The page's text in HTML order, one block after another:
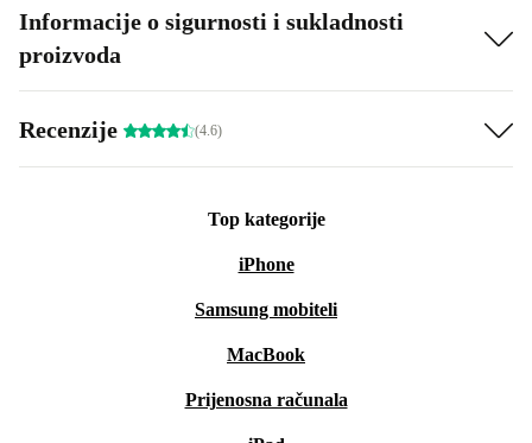
Informacije o sigurnosti i sukladnosti
proizvoda
Recenzije (4.6)
Top kategorije
iPhone
Samsung mobiteli
MacBook
Prijenosna računala